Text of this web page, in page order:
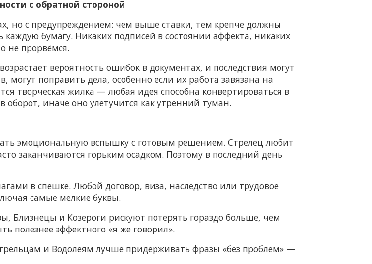
с обратной стороной
но с предупреждением: чем выше ставки, тем крепче должны
каждую бумагу. Никаких подписей в состоянии аффекта, никаких
не прорвёмся.
вероятность ошибок в документах, и последствия могут
могут поправить дела, особенно если их работа завязана на
творческая жилка — любая идея способна конвертироваться в
иначе оно улетучится как утренний туман.
эмоциональную вспышку с готовым решением. Стрелец любит
заканчиваются горьким осадком. Поэтому в последний день
в спешке. Любой договор, виза, наследство или трудовое
самые мелкие буквы.
Близнецы и Козероги рискуют потерять гораздо больше, чем
полезнее эффектного «я же говорил».
и Водолеям лучше придерживать фразы «без проблем» —